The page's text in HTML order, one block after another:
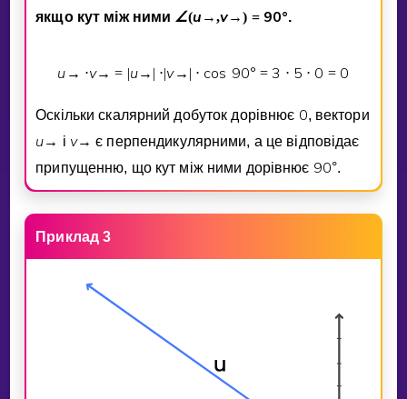
якщо кут мiж ними ∠(u →,v→) = 90°.
u → ⋅v→ = |u→ | ⋅|v→ | ⋅ cos 90° = 3 ⋅ 5 ⋅ 0 = 0
Оскiльки скалярний добуток дорiвнює 0, вектори
u→ i v→ є перпендикулярними, а це вiдповiдає
припущенню, що кут мiж ними дорiвнює 90°.
Приклад 3